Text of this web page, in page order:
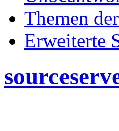
Themen
Erweiterte